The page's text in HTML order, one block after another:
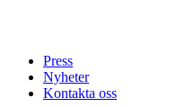
Press
Nyheter
Kontakta oss